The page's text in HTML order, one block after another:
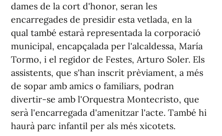
dames de la cort d'honor, seran les
encarregades de presidir esta vetlada, en la
qual també estarà representada la corporació
municipal, encapçalada per l'alcaldessa, María
Tormo, i el regidor de Festes, Arturo Soler. Els
assistents, que s'han inscrit prèviament, a més
de sopar amb amics o familiars, podran
divertir-se amb l'Orquestra Montecristo, que
serà l'encarregada d'amenitzar l'acte. També hi
haurà parc infantil per als més xicotets.